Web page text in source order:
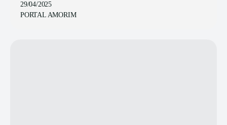
29/04/2025
PORTAL AMORIM